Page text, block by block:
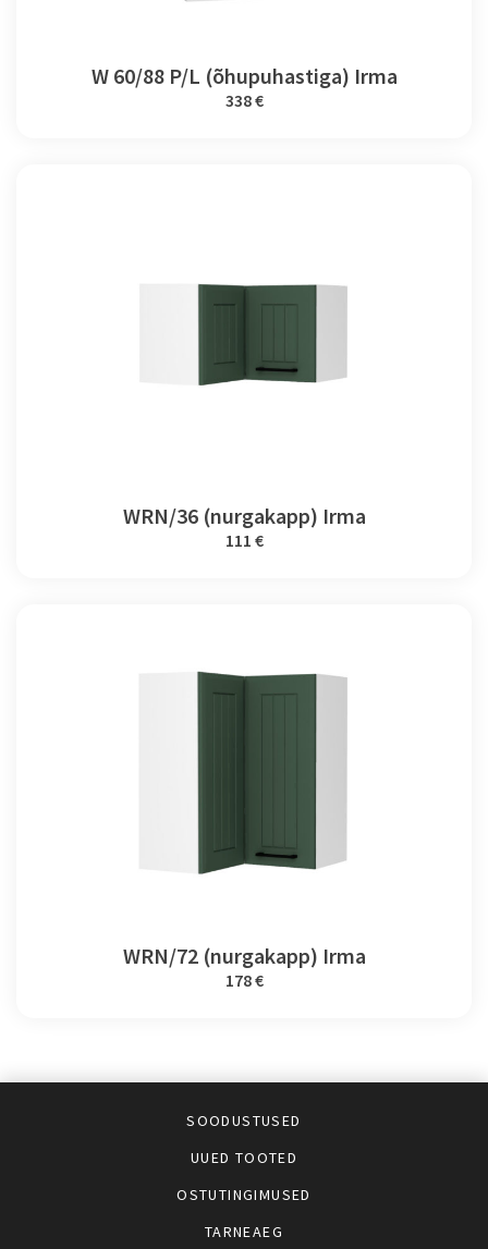
W 60/88 P/L (õhupuhastiga) Irma
338 €
WRN/36 (nurgakapp) Irma
111 €
WRN/72 (nurgakapp) Irma
178 €
SOODUSTUSED
UUED TOOTED
OSTUTINGIMUSED
TARNEAEG